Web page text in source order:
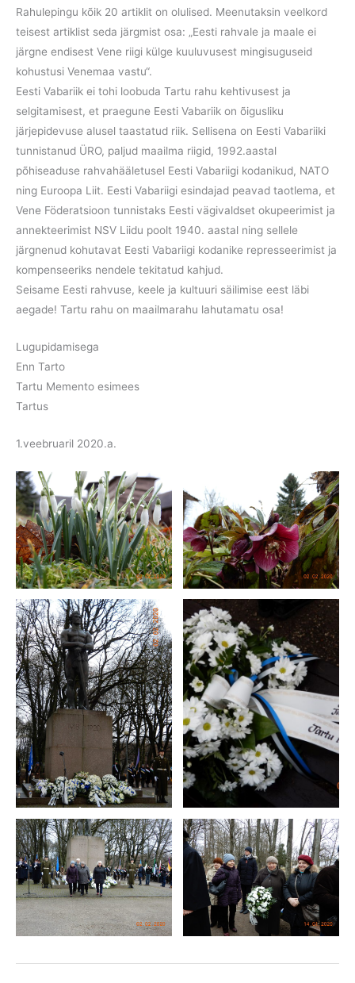
Rahulepingu kõik 20 artiklit on olulised. Meenutaksin veelkord
teisest artiklist seda järgmist osa: „Eesti rahvale ja maale ei
järgne endisest Vene riigi külge kuuluvusest mingisuguseid
kohustusi Venemaa vastu“.
Eesti Vabariik ei tohi loobuda Tartu rahu kehtivusest ja
selgitamisest, et praegune Eesti Vabariik on õigusliku
järjepidevuse alusel taastatud riik. Sellisena on Eesti Vabariiki
tunnistanud ÜRO, paljud maailma riigid, 1992.aastal
põhiseaduse rahvahääletusel Eesti Vabariigi kodanikud, NATO
ning Euroopa Liit. Eesti Vabariigi esindajad peavad taotlema, et
Vene Föderatsioon tunnistaks Eesti vägivaldset okupeerimist ja
annekteerimist NSV Liidu poolt 1940. aastal ning sellele
järgnenud kohutavat Eesti Vabariigi kodanike represseerimist ja
kompenseeriks nendele tekitatud kahjud.
Seisame Eesti rahvuse, keele ja kultuuri säilimise eest läbi
aegade! Tartu rahu on maailmarahu lahutamatu osa!
Lugupidamisega
Enn Tarto
Tartu Memento esimees
Tartus
1.veebruaril 2020.a.